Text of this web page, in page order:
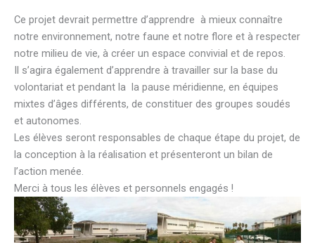
Ce projet devrait permettre d’apprendre à mieux connaître
notre environnement, notre faune et notre flore et à respecter
notre milieu de vie, à créer un espace convivial et de repos.
Il s’agira également d’apprendre à travailler sur la base du
volontariat et pendant la la pause méridienne, en équipes
mixtes d’âges différents, de constituer des groupes soudés
et autonomes.
Les élèves seront responsables de chaque étape du projet, de
la conception à la réalisation et présenteront un bilan de
l’action menée.
Merci à tous les élèves et personnels engagés !